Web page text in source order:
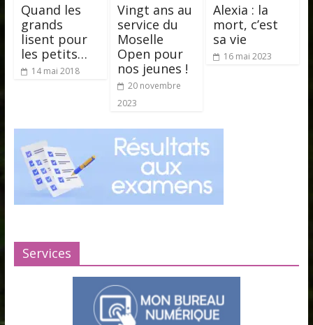
Quand les
grands
lisent pour
les petits…
14 mai 2018
Vingt ans au
service du
Moselle
Open pour
nos jeunes !
20 novembre
2023
Alexia : la
mort, c’est
sa vie
16 mai 2023
Services